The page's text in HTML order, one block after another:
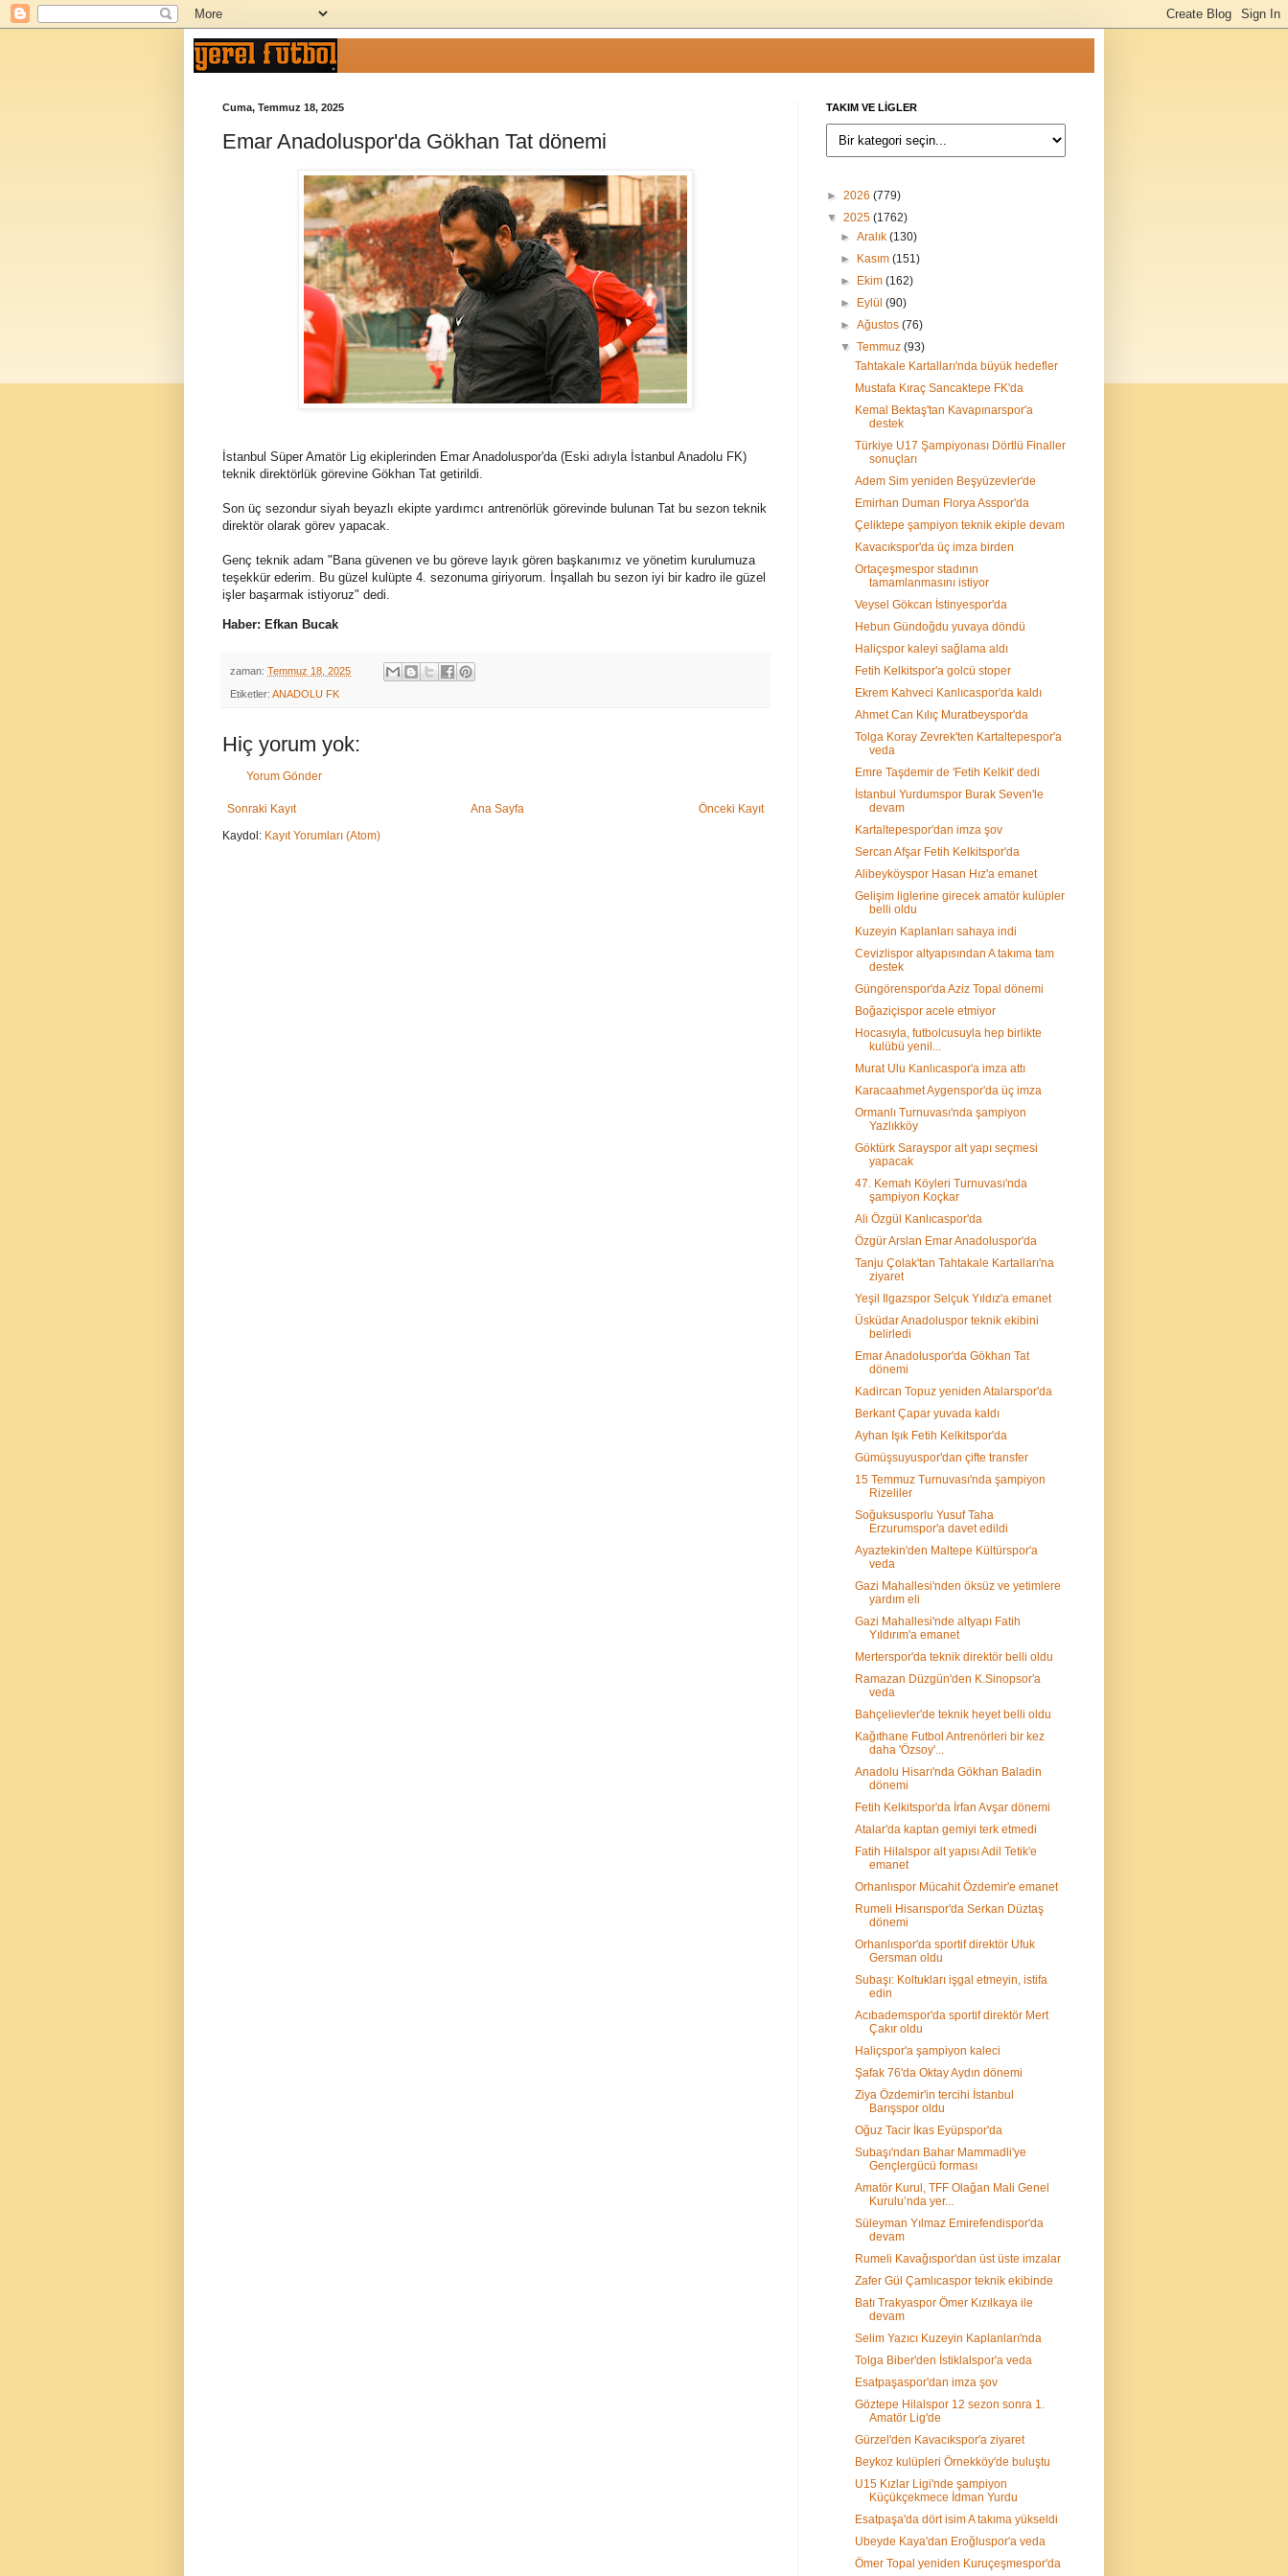
Cuma, Temmuz 18, 2025
Emar Anadoluspor'da Gökhan Tat dönemi
İstanbul Süper Amatör Lig ekiplerinden Emar Anadoluspor'da (Eski adıyla İstanbul Anadolu FK)
teknik direktörlük görevine Gökhan Tat getirildi.
Son üç sezondur siyah beyazlı ekipte yardımcı antrenörlük görevinde bulunan Tat bu sezon teknik
direktör olarak görev yapacak.
Genç teknik adam "Bana güvenen ve bu göreve layık gören başkanımız ve yönetim kurulumuza
teşekkür ederim. Bu güzel kulüpte 4. sezonuma giriyorum. İnşallah bu sezon iyi bir kadro ile güzel
işler başarmak istiyoruz" dedi.
Haber: Efkan Bucak
zaman: Temmuz 18, 2025
Etiketler: ANADOLU FK
Hiç yorum yok:
Yorum Gönder
Sonraki Kayıt Önceki Kayıt
Ana Sayfa
Kaydol: Kayıt Yorumları (Atom)
TAKIM VE LİGLER
► 2026 (779)
▼ 2025 (1762)
►Aralık(130)
►
Kasım(151)
►
Ekim(162)
►
Eylül(90)
►Ağustos(76)
▼Temmuz(93)
Tahtakale Kartalları'nda büyük hedefler
Mustafa Kıraç Sancaktepe FK'da
Kemal Bektaş'tan Kavapınarspor'a
destek
Türkiye U17 Şampiyonası Dörtlü Finaller
sonuçları
Adem Sim yeniden Beşyüzevler'de
Emirhan Duman Florya Asspor'da
Çeliktepe şampiyon teknik ekiple devam
Kavacıkspor'da üç imza birden
Ortaçeşmespor stadının
tamamlanmasını istiyor
Veysel Gökcan İstinyespor'da
Hebun Gündoğdu yuvaya döndü
Haliçspor kaleyi sağlama aldı
Fetih Kelkitspor'a golcü stoper
Ekrem Kahveci Kanlıcaspor'da kaldı
Ahmet Can Kılıç Muratbeyspor'da
Tolga Koray Zevrek'ten Kartaltepespor'a
veda
Emre Taşdemir de 'Fetih Kelkit' dedi
İstanbul Yurdumspor Burak Seven'le
devam
Kartaltepespor'dan imza şov
Sercan Afşar Fetih Kelkitspor'da
Alibeyköyspor Hasan Hız'a emanet
Gelişim liglerine girecek amatör kulüpler
belli oldu
Kuzeyin Kaplanları sahaya indi
Cevizlispor altyapısından A takıma tam
destek
Güngörenspor'da Aziz Topal dönemi
Boğaziçispor acele etmiyor
Hocasıyla, futbolcusuyla hep birlikte
kulübü yenil...
Murat Ulu Kanlıcaspor'a imza attı
Karacaahmet Aygenspor'da üç imza
Ormanlı Turnuvası'nda şampiyon
Yazlıkköy
Göktürk Sarayspor alt yapı seçmesi
yapacak
47. Kemah Köyleri Turnuvası'nda
şampiyon Koçkar
Ali Özgül Kanlıcaspor'da
Özgür Arslan Emar Anadoluspor'da
Tanju Çolak'tan Tahtakale Kartalları'na
ziyaret
Yeşil Ilgazspor Selçuk Yıldız'a emanet
Üsküdar Anadoluspor teknik ekibini
belirledi
Emar Anadoluspor'da Gökhan Tat
dönemi
Kadircan Topuz yeniden Atalarspor'da
Berkant Çapar yuvada kaldı
Ayhan Işık Fetih Kelkitspor'da
Gümüşsuyuspor'dan çifte transfer
15 Temmuz Turnuvası'nda şampiyon
Rizeliler
Soğuksusporlu Yusuf Taha
Erzurumspor'a davet edildi
Ayaztekin'den Maltepe Kültürspor'a
veda
Gazi Mahallesi'nden öksüz ve yetimlere
yardım eli
Gazi Mahallesi'nde altyapı Fatih
Yıldırım'a emanet
Merterspor'da teknik direktör belli oldu
Ramazan Düzgün'den K.Sinopsor'a
veda
Bahçelievler'de teknik heyet belli oldu
Kağıthane Futbol Antrenörleri bir kez
daha 'Özsoy'...
Anadolu Hisarı'nda Gökhan Baladin
dönemi
Fetih Kelkitspor'da İrfan Avşar dönemi
Atalar'da kaptan gemiyi terk etmedi
Fatih Hilalspor alt yapısı Adil Tetik'e
emanet
Orhanlıspor Mücahit Özdemir'e emanet
Rumeli Hisarıspor'da Serkan Düztaş
dönemi
Orhanlıspor'da sportif direktör Ufuk
Gersman oldu
Subaşı: Koltukları işgal etmeyin, istifa
edin
Acıbademspor'da sportif direktör Mert
Çakır oldu
Haliçspor'a şampiyon kaleci
Şafak 76'da Oktay Aydın dönemi
Ziya Özdemir'in tercihi İstanbul
Barışspor oldu
Oğuz Tacir İkas Eyüpspor'da
Subaşı'ndan Bahar Mammadli'ye
Gençlergücü forması
Amatör Kurul, TFF Olağan Mali Genel
Kurulu’nda yer...
Süleyman Yılmaz Emirefendispor'da
devam
Rumeli Kavağıspor'dan üst üste imzalar
Zafer Gül Çamlıcaspor teknik ekibinde
Batı Trakyaspor Ömer Kızılkaya ile
devam
Selim Yazıcı Kuzeyin Kaplanları'nda
Tolga Biber'den İstiklalspor'a veda
Esatpaşaspor'dan imza şov
Göztepe Hilalspor 12 sezon sonra 1.
Amatör Lig'de
Gürzel'den Kavacıkspor'a ziyaret
Beykoz kulüpleri Örnekköy'de buluştu
U15 Kızlar Ligi'nde şampiyon
Küçükçekmece İdman Yurdu
Esatpaşa'da dört isim A takıma yükseldi
Ubeyde Kaya'dan Eroğluspor'a veda
Ömer Topal yeniden Kuruçeşmespor'da